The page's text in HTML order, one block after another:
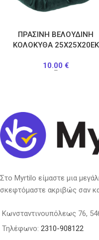
ΠΡΑΣΙΝΗ ΒΕΛΟΥΔΙΝΗ
ΚΟΛΟΚΥΘΑ 25Χ25Χ20ΕΚ
10.00 €
–
Στο Myrtilo είμαστε μια
σκεφτόμαστε ακριβώς σαν
Κωνσταντινουπόλεως 76,
Τηλέφωνο: 2310-908122